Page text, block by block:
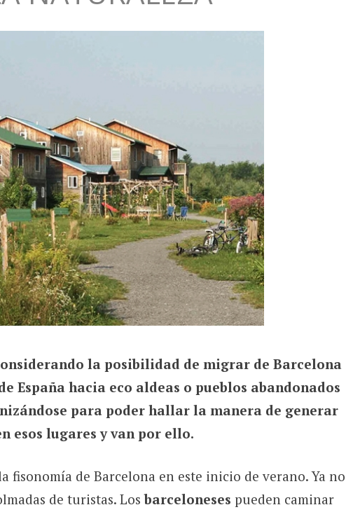
la posibilidad de migrar de Barcelona
España hacia eco aldeas o pueblos abandonados
para poder hallar la manera de generar
esos lugares y van por ello.
fisonomía de Barcelona en este inicio de verano. Ya no
de turistas. Losbarceloneses pueden caminar